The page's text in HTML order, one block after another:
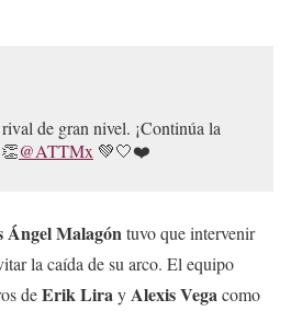
de gran nivel. ¡Continúa la
@ATTMx 💚🤍❤️
pic.twitter.com/4eG2ihTqS6
September 7,
Ángel Malagóntuvo que intervenir
la caída de su arco. El equipo
deErik LirayAlexis Vegacomo